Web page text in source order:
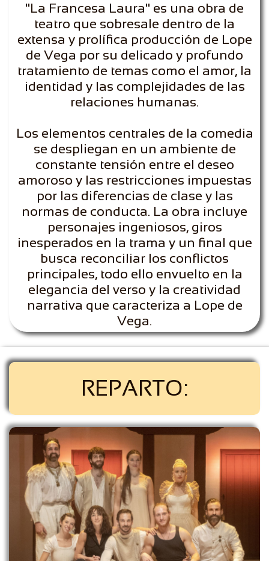
"La Francesa Laura" es una obra de
teatro que sobresale dentro de la
extensa y prolífica producción de Lope
de Vega por su delicado y profundo
tratamiento de temas como el amor, la
identidad y las complejidades de las
relaciones humanas.
Los elementos centrales de la comedia
se despliegan en un ambiente de
constante tensión entre el deseo
amoroso y las restricciones impuestas
por las diferencias de clase y las
normas de conducta. La obra incluye
personajes ingeniosos, giros
inesperados en la trama y un final que
busca reconciliar los conflictos
principales, todo ello envuelto en la
elegancia del verso y la creatividad
narrativa que caracteriza a Lope de
Vega.
REPARTO: